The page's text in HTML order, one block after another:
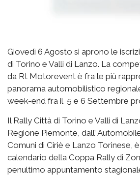
Giovedì 6 Agosto si aprono le
di Torino e Valli di Lanzo. La
da Rt Motorevent è fra le più
panorama automobilistico
week-end fra il 5 e 6 Settembre
Il Rally Città di Torino e Valli di
Regione Piemonte, dall’
Comuni di Ciriè e Lanzo Torinese,
calendario della Coppa Rally di
penultimo appuntamento